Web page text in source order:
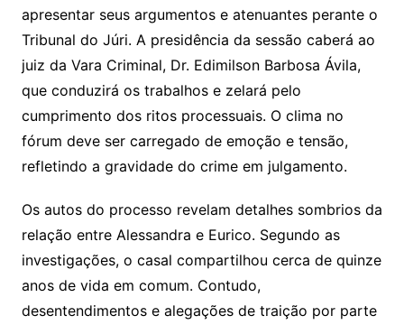
apresentar seus argumentos e atenuantes perante o
Tribunal do Júri. A presidência da sessão caberá ao
juiz da Vara Criminal, Dr. Edimilson Barbosa Ávila,
que conduzirá os trabalhos e zelará pelo
cumprimento dos ritos processuais. O clima no
fórum deve ser carregado de emoção e tensão,
refletindo a gravidade do crime em julgamento.
Os autos do processo revelam detalhes sombrios da
relação entre Alessandra e Eurico. Segundo as
investigações, o casal compartilhou cerca de quinze
anos de vida em comum. Contudo,
desentendimentos e alegações de traição por parte